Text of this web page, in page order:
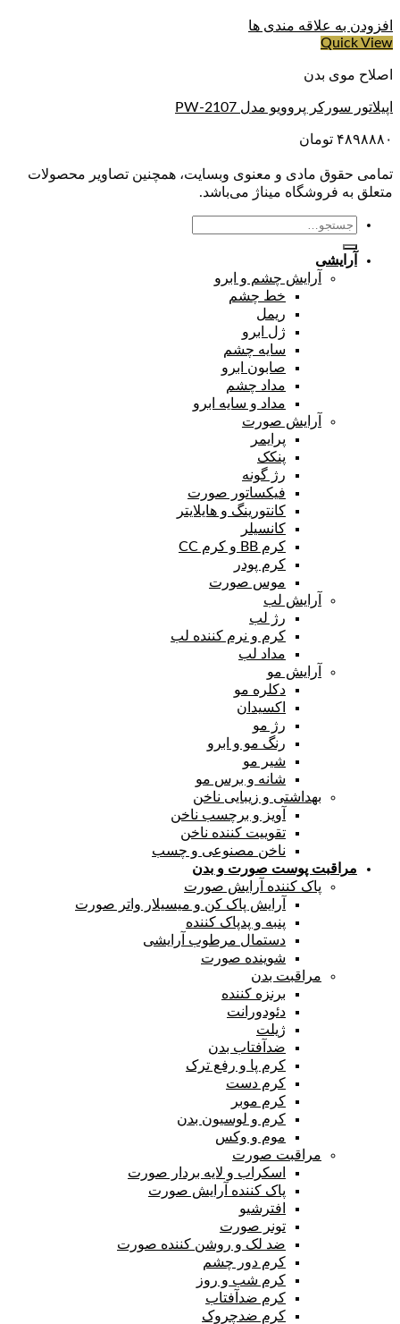
افزودن به علاقه مندی ها
Quick View
اصلاح موی بدن
اپیلاتور سورکر پروویو مدل PW-2107
۴۸۹۸۸۸۰ تومان
تمامی حقوق مادی و معنوی وبسایت، همچنین تصاویر محصولات
متعلق به فروشگاه میناژ می‌باشد.
جستجو
برای:
آرایشی
آرایش چشم و ابرو
خط چشم
ریمل
ژل ابرو
سایه چشم
صابون ابرو
مداد چشم
مداد و سایه ابرو
آرایش صورت
پرایمر
پنکک
رژ گونه
فیکساتور صورت
کانتورینگ و هایلایتر
کانسیلر
کرم BB و کرم CC
کرم پودر
موس صورت
آرایش لب
رژ لب
کرم و نرم کننده لب
مداد لب
آرایش مو
دکلره مو
اکسیدان
رژ مو
رنگ مو و ابرو
شیر مو
شانه و برس مو
بهداشتی و زیبایی ناخن
آویز و برچسب ناخن
تقوییت کننده ناخن
ناخن مصنوعی و چسب
مراقبت پوست صورت و بدن
پاک کننده آرایش صورت
آرایش پاک کن و میسیلار واتر صورت
پنبه و پدپاک کننده
دستمال مرطوب آرایشی
شوینده صورت
مراقبت بدن
برنزه کننده
دئودورانت
ژیلت
ضدآفتاب بدن
کرم پا و رفع ترک
کرم دست
کرم موبر
کرم و لوسیون بدن
موم و وکس
مراقبت صورت
اسکراب و لایه بردار صورت
پاک کننده آرایش صورت
افترشیو
تونر صورت
ضد لک و روشن کننده صورت
کرم دور چشم
کرم شب و روز
کرم ضدآفتاب
کرم ضدچروک